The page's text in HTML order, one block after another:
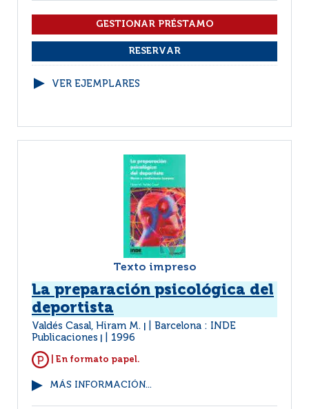
VER EJEMPLARES
Texto impreso
La preparación psicológica del
deportista
Valdés Casal, Hiram M.
Barcelona : INDE
Publicaciones
1996
| En formato papel.
MÁS INFORMACIÓN...